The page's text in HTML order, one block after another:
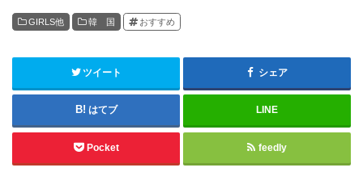
GIRLS他 韓 国 おすすめ
ツイート シェア
はてブ LINE
Pocket feedly